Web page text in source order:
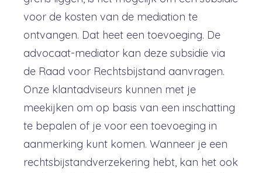
voor de kosten van de mediation te
ontvangen. Dat heet een toevoeging. De
advocaat-mediator kan deze subsidie via
de Raad voor Rechtsbijstand aanvragen.
Onze klantadviseurs kunnen met je
meekijken om op basis van een inschatting
te bepalen of je voor een toevoeging in
aanmerking kunt komen. Wanneer je een
rechtsbijstandverzekering hebt, kan het ook